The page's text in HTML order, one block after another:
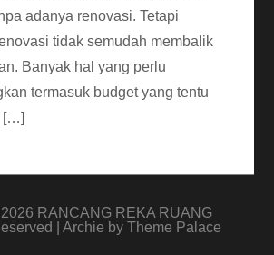
adanya renovasi. Tetapi
tidak semudah membalik
Banyak hal yang perlu
termasuk budget yang tentu
[…]
RANCANG REKA RUANG
| Archie byTheme Palace